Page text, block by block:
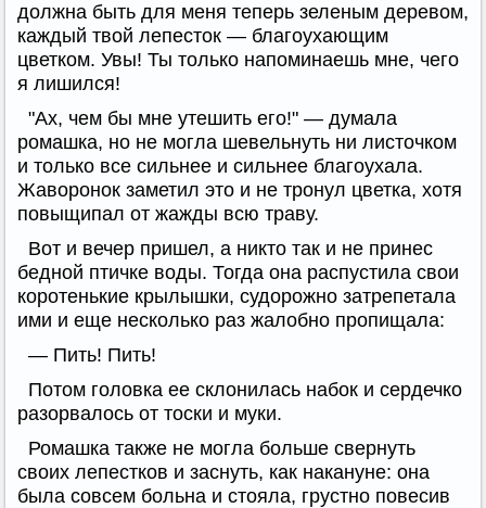
должна быть для меня теперь зеленым деревом,
каждый твой лепесток — благоухающим
цветком. Увы! Ты только напоминаешь мне, чего
я лишился!
"Ах, чем бы мне утешить его!" — думала
ромашка, но не могла шевельнуть ни листочком
и только все сильнее и сильнее благоухала.
Жаворонок заметил это и не тронул цветка, хотя
повыщипал от жажды всю траву.
Вот и вечер пришел, а никто так и не принес
бедной птичке воды. Тогда она распустила свои
коротенькие крылышки, судорожно затрепетала
ими и еще несколько раз жалобно пропищала:
— Пить! Пить!
Потом головка ее склонилась набок и сердечко
разорвалось от тоски и муки.
Ромашка также не могла больше свернуть
своих лепестков и заснуть, как накануне: она
была совсем больна и стояла, грустно повесив